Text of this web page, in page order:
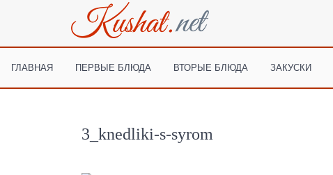
ГЛАВНАЯ ПЕРВЫЕ БЛЮДА ВТОРЫЕ БЛЮДА ЗАКУСКИ
3_knedliki-s-syrom